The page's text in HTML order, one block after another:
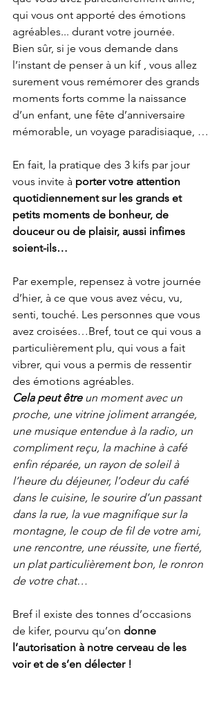
qui vous ont apporté des émotions
agréables... durant votre journée.
Bien sûr, si je vous demande dans
l’instant de penser à un kif , vous allez
surement vous remémorer des grands
moments forts comme la naissance
d’un enfant, une fête d’anniversaire
mémorable, un voyage paradisiaque, …
En fait, la pratique des 3 kifs par jour
vous invite à porter votre attention
quotidiennement sur les grands et
petits moments de bonheur, de
douceur ou de plaisir, aussi infimes
soient-ils…
Par exemple, repensez à votre journée
d’hier, à ce que vous avez vécu, vu,
senti, touché. Les personnes que vous
avez croisées…Bref, tout ce qui vous a
particulièrement plu, qui vous a fait
vibrer, qui vous a permis de ressentir
des émotions agréables.
Cela peut être un moment avec un
proche, une vitrine joliment arrangée,
une musique entendue à la radio, un
compliment reçu, la machine à café
enfin réparée, un rayon de soleil à
l’heure du déjeuner, l’odeur du café
dans le cuisine, le sourire d’un passant
dans la rue, la vue magnifique sur la
montagne, le coup de fil de votre ami,
une rencontre, une réussite, une fierté,
un plat particulièrement bon, le ronron
de votre chat…
Bref il existe des tonnes d’occasions
de kifer, pourvu qu’on donne
l’autorisation à notre cerveau de les
voir et de s’en délecter !